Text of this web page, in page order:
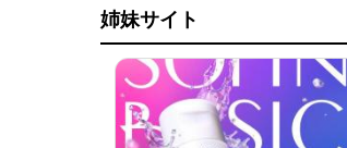
姉妹サイト